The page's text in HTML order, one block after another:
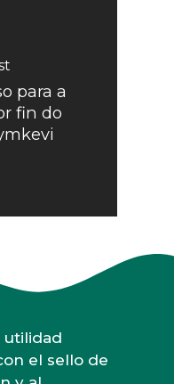
para a
fin do
utilidad
el sello de